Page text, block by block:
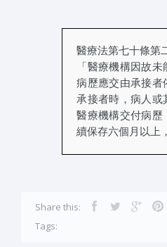
醫療法第七十條第
「醫療機構因故
病歷應交由承接者
承接者時，病人或
醫療機構交付病歷
續保存六個月以上
Share this:
Tags: